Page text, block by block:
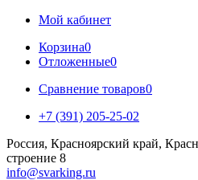
Мой кабинет
Корзина0
Отложенные0
Сравнение товаров0
+7 (391) 205-25-02
Россия, Красноярский край,
строение 8
info@svarking.ru